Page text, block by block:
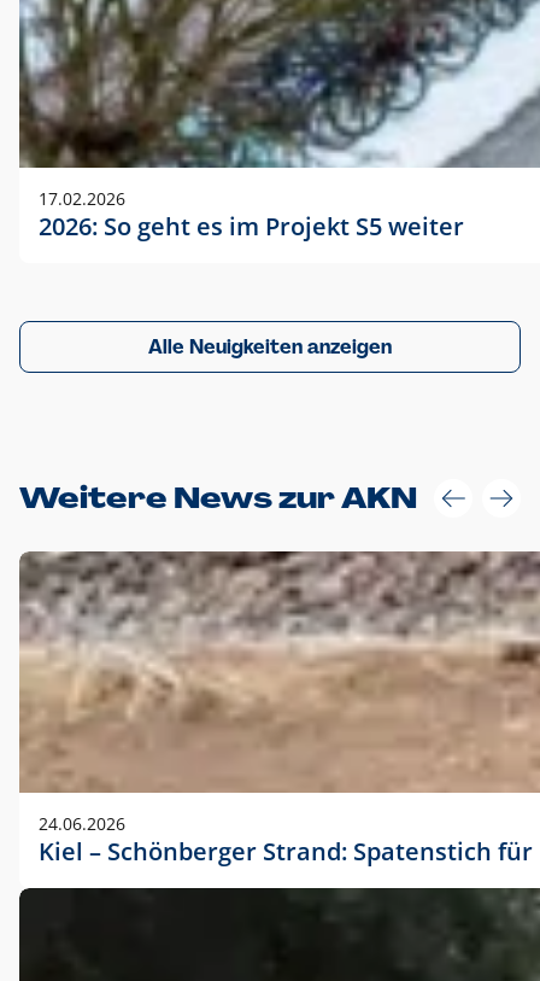
17.02.2026
2026: So geht es im Projekt S5 weiter
Alle Neuigkeiten anzeigen
Weitere News zur AKN
24.06.2026
Kiel – Schönberger Strand: Spatenstich